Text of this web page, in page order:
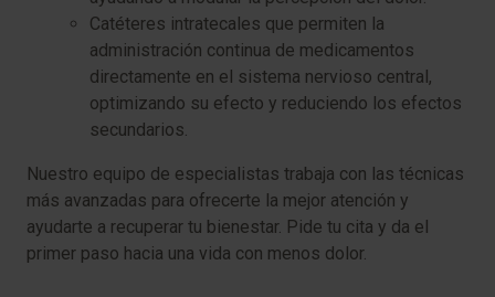
Catéteres intratecales que permiten la
administración continua de medicamentos
directamente en el sistema nervioso central,
optimizando su efecto y reduciendo los efectos
secundarios.
Nuestro equipo de especialistas trabaja con las técnicas
más avanzadas para ofrecerte la mejor atención y
ayudarte a recuperar tu bienestar. Pide tu cita y da el
primer paso hacia una vida con menos dolor.